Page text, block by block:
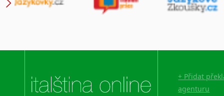
+ Přidat
agenturu